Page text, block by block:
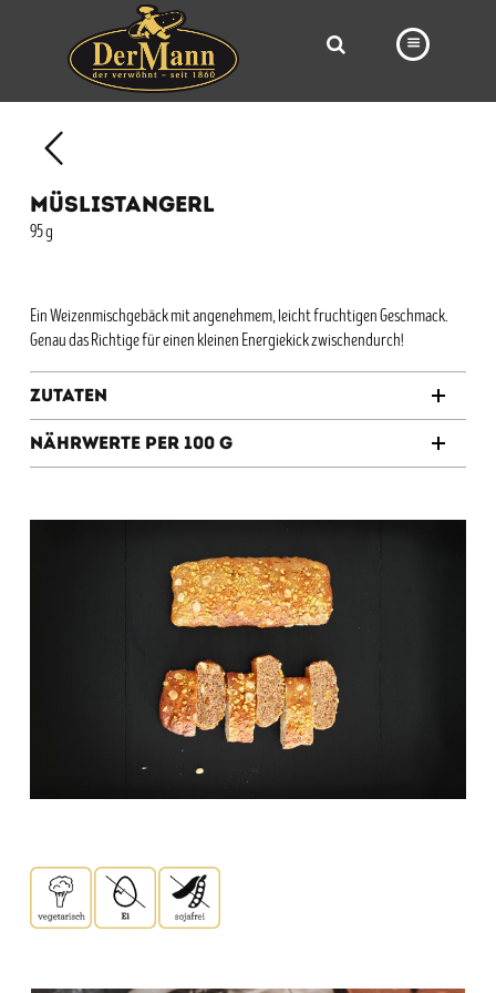
VORBESTELLUNG
NEWS
VIDEOS
MÜSLISTANGERL
95 g
Ein Weizenmischgebäck mit angenehmem, leicht fruchtigen Geschmack.
Genau das Richtige für einen kleinen Energiekick zwischendurch!
Zutaten
Nährwerte per 100 g